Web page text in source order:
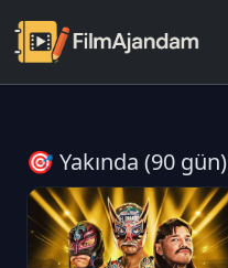
🎯 Yakında (90 gün)